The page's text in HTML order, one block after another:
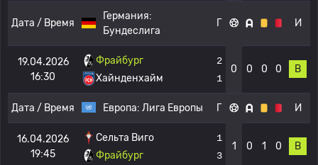
Дата / Время
Германия:
Бундеслига
Г И
19.04.2026
16:30
Фрайбург
Хайнденхайм
2
1
0 0 0 0 В
Дата / Время Европа: Лига Европы Г И
16.04.2026
19:45
Сельта Виго
Фрайбург
1
3
1 0 1 0 В